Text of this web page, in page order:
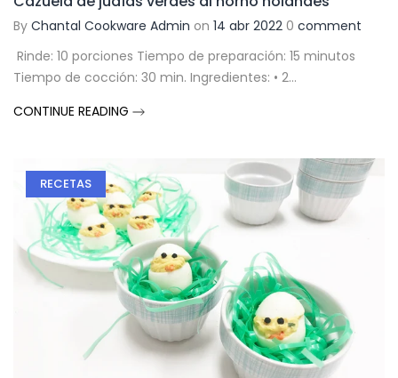
By Chantal Cookware Admin on 14 abr 2022 0 comment
Rinde: 10 porciones Tiempo de preparación: 15 minutos
Tiempo de cocción: 30 min. Ingredientes: • 2...
CONTINUE READING
RECETAS